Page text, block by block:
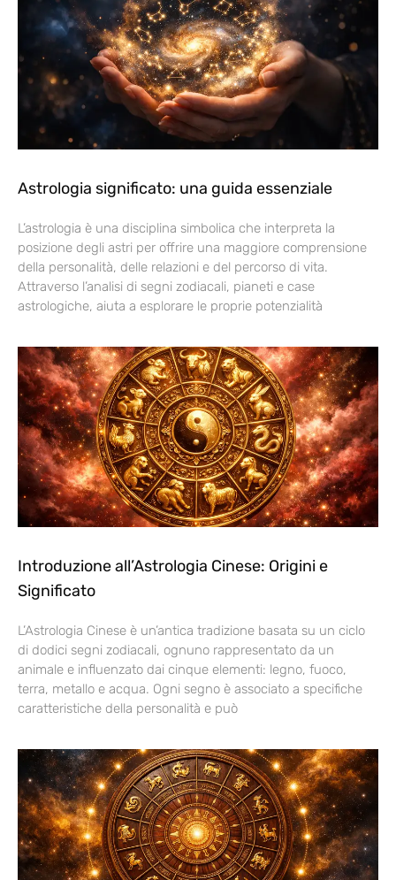
Astrologia significato: una guida essenziale
L’astrologia è una disciplina simbolica che interpreta la
posizione degli astri per offrire una maggiore comprensione
della personalità, delle relazioni e del percorso di vita.
Attraverso l’analisi di segni zodiacali, pianeti e case
astrologiche, aiuta a esplorare le proprie potenzialità
Introduzione all’Astrologia Cinese: Origini e
Significato
L’Astrologia Cinese è un’antica tradizione basata su un ciclo
di dodici segni zodiacali, ognuno rappresentato da un
animale e influenzato dai cinque elementi: legno, fuoco,
terra, metallo e acqua. Ogni segno è associato a specifiche
caratteristiche della personalità e può